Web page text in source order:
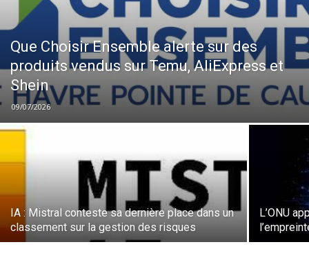
Que Choisir Ensemble alerte sur des
produits vendus sur Temu, AliExpress et
Shein
09/07/2026
IA : Mistral conteste sa dernière place dans un
classement sur la gestion des risques
L’ONU